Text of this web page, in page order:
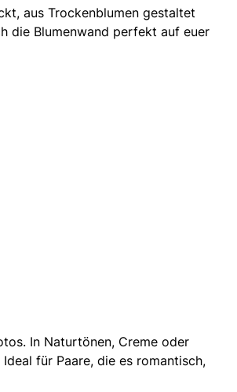
aus Trockenblumen gestaltet
die Blumenwand perfekt auf euer
In Naturtönen, Creme oder
für Paare, die es romantisch,